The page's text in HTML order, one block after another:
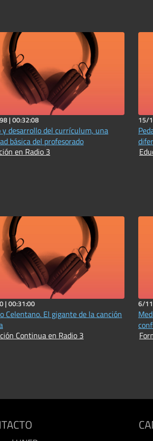
|00:32:08
y desarrollo del currículum, una
básica del profesorado
en Radio 3
15/
|00:31:00
Celentano. El gigante de la canción
Continua en Radio 3
6/